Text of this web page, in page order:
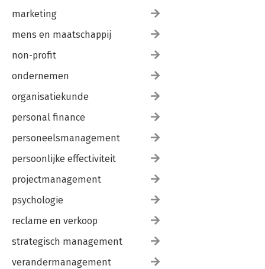
marketing
mens en maatschappij
non-profit
ondernemen
organisatiekunde
personal finance
personeelsmanagement
persoonlijke effectiviteit
projectmanagement
psychologie
reclame en verkoop
strategisch management
verandermanagement